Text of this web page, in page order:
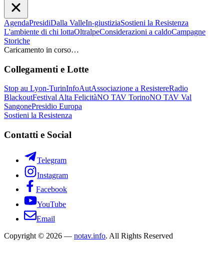
AgendaPresidiDalla ValleIn-giustiziaSostieni la Resistenza
L'ambiente di chi lottaOltralpeConsiderazioni a caldoCampagne
Storiche
Caricamento in corso…
Collegamenti e Lotte
Stop au Lyon-TurinInfoAutAssociazione a ResistereRadio
BlackoutFestival Alta FelicitàNO TAV TorinoNO TAV Val
SangonePresidio Europa
Sostieni la Resistenza
Contatti e Social
Telegram
Instagram
Facebook
YouTube
Email
Copyright © 2026 — notav.info. All Rights Reserved